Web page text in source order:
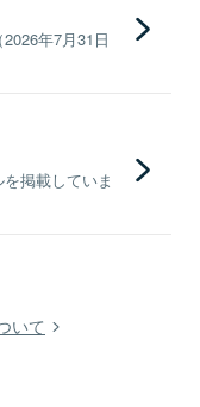
年7月31日
掲載していま
いて